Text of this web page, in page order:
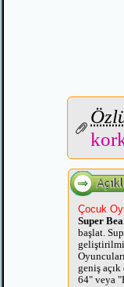
Çocuk
Super
başlat.
geniş
64" veya